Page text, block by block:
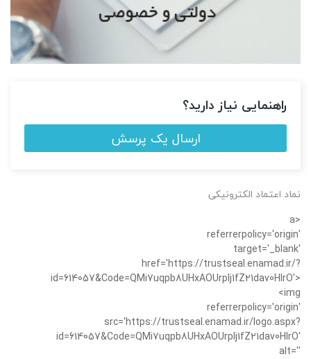
راهنمایی نیاز دارید؟
ارسال یک پرسش
نماد اعتماد الکترونیکی
<a
referrerpolicy='origin'
target='_blank'
href='https://trustseal.enamad.ir/?
id=614057&Code=QMi7uqpb8UHxAOUrplj1fZ21dav0HIrO'>
<img
referrerpolicy='origin'
src='https://trustseal.enamad.ir/logo.aspx?
id=614057&Code=QMi7uqpb8UHxAOUrplj1fZ21dav0HIrO'
alt=''